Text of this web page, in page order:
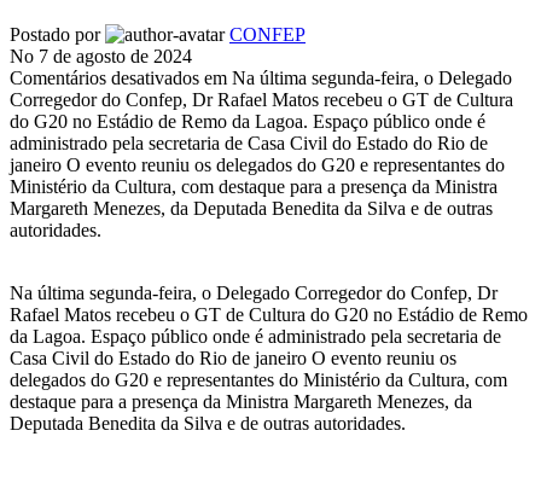
Postado por
CONFEP
No 7 de agosto de 2024
Comentários desativados em Na última segunda-feira, o Delegado
Corregedor do Confep, Dr Rafael Matos recebeu o GT de Cultura
do G20 no Estádio de Remo da Lagoa. Espaço público onde é
administrado pela secretaria de Casa Civil do Estado do Rio de
janeiro O evento reuniu os delegados do G20 e representantes do
Ministério da Cultura, com destaque para a presença da Ministra
Margareth Menezes, da Deputada Benedita da Silva e de outras
autoridades.
Na última segunda-feira, o Delegado Corregedor do Confep, Dr
Rafael Matos recebeu o GT de Cultura do G20 no Estádio de Remo
da Lagoa. Espaço público onde é administrado pela secretaria de
Casa Civil do Estado do Rio de janeiro O evento reuniu os
delegados do G20 e representantes do Ministério da Cultura, com
destaque para a presença da Ministra Margareth Menezes, da
Deputada Benedita da Silva e de outras autoridades.